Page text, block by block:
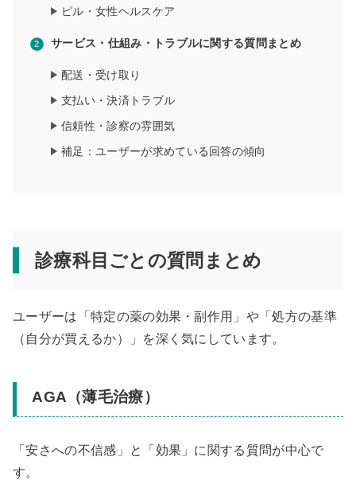
ピル・女性ヘルスケア
サービス・仕組み・トラブルに関する質問まとめ
配送・受け取り
支払い・決済トラブル
信頼性・診察の雰囲気
補足：ユーザーが求めている回答の傾向
診療科目ごとの質問まとめ
ユーザーは「特定の薬の効果・副作用」や「処方の基準
（自分が買えるか）」を深く気にしています。
AGA（薄毛治療）
「安さへの不信感」と「効果」に関する質問が中心で
す。